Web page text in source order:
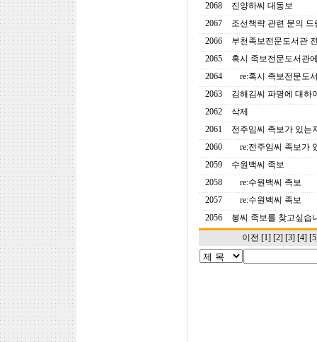
2068
진양하씨 대동보
2067
조선책략 관련 문의 드
2066
부천족보전문도서관
2065
혹시 족보전문도서관
2064
re:혹시 족보전문도
2063
김해김씨 파명에 대하
2062
삭제
2061
전주임씨 족보가 있는
2060
re:전주임씨 족보가
2059
수원백씨 족보
2058
re:수원백씨 족보
2057
re:수원백씨 족보
2056
봉씨 족보를 찾고싶습
이전 [1] [2] [3] [4]